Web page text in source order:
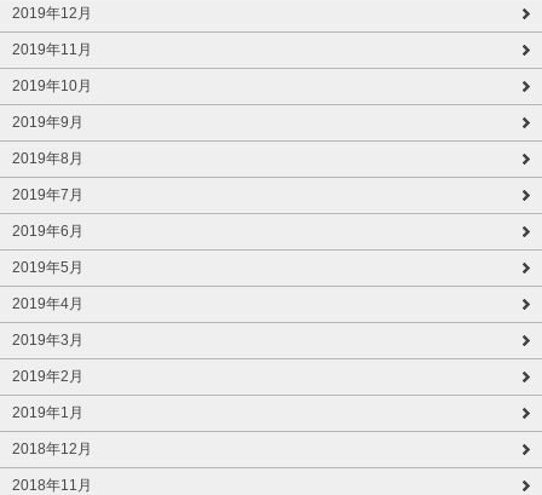
2019年12月
2019年11月
2019年10月
2019年9月
2019年8月
2019年7月
2019年6月
2019年5月
2019年4月
2019年3月
2019年2月
2019年1月
2018年12月
2018年11月